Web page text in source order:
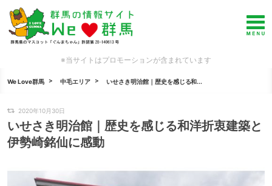
※当サイトはプロモーションが含まれています
We Love群馬 中毛エリア いせさき明治館｜歴史を感じる和...
2020年10月30日
いせさき明治館｜歴史を感じる和洋折衷建築と
伊勢崎銘仙に感動